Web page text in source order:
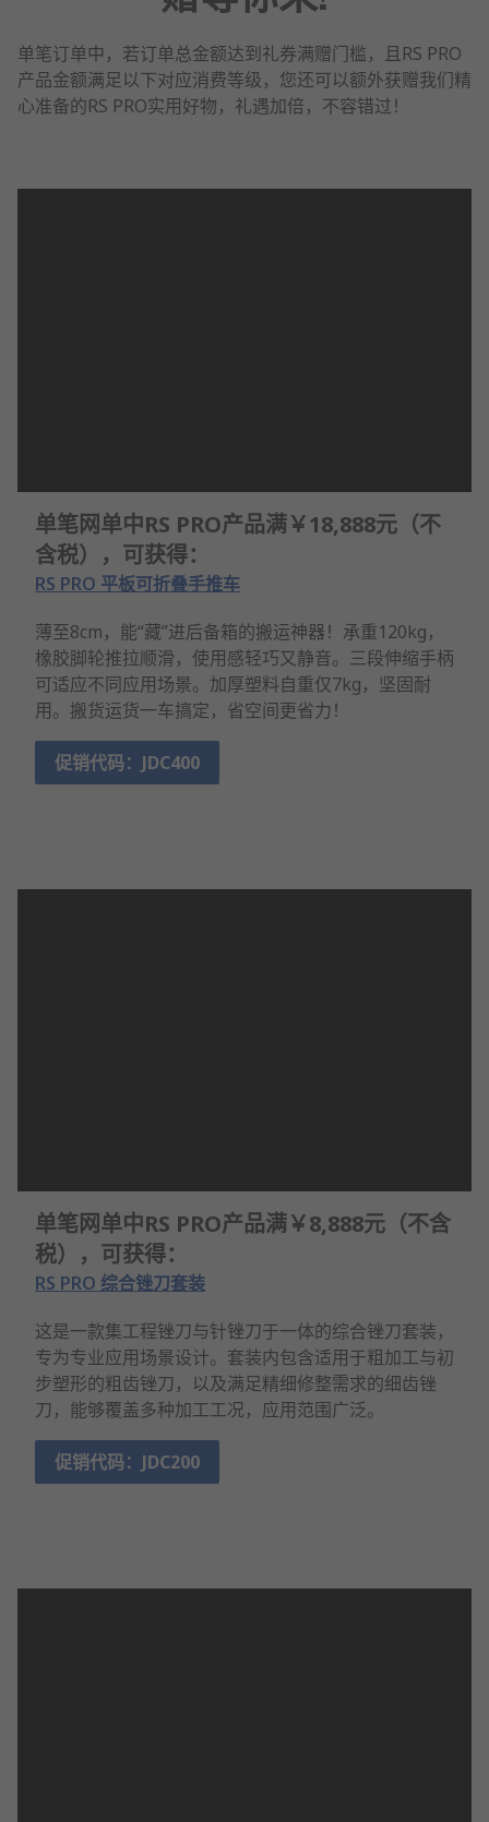
单笔订单中，若订单总金额达到礼券满赠门槛，且RS PRO
产品金额满足以下对应消费等级，您还可以额外获赠我们精
心准备的RS PRO实用好物，礼遇加倍，不容错过！
单笔网单中RS PRO产品满￥18,888元（不
含税），可获得：
RS PRO 平板可折叠手推车
薄至8cm，能“藏”进后备箱的搬运神器！承重120kg，
橡胶脚轮推拉顺滑，使用感轻巧又静音。三段伸缩手柄
可适应不同应用场景。加厚塑料自重仅7kg，坚固耐
用。搬货运货一车搞定，省空间更省力！
促销代码：JDC400
单笔网单中RS PRO产品满￥8,888元（不含
税），可获得：
RS PRO 综合锉刀套装
这是一款集工程锉刀与针锉刀于一体的综合锉刀套装，
专为专业应用场景设计。套装内包含适用于粗加工与初
步塑形的粗齿锉刀，以及满足精细修整需求的细齿锉
刀，能够覆盖多种加工工况，应用范围广泛。
促销代码：JDC200